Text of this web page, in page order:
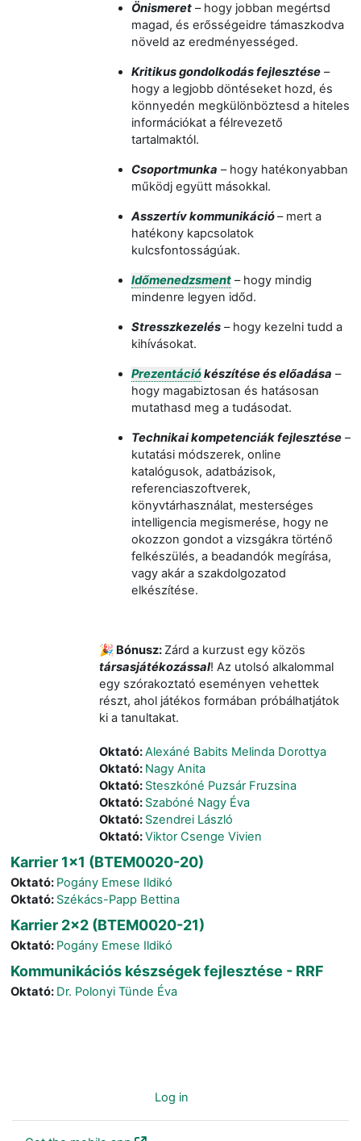
Önismeret – hogy jobban megértsd
magad, és erősségeidre támaszkodva
növeld az eredményességed.
Kritikus gondolkodás fejlesztése –
hogy a legjobb döntéseket hozd, és
könnyedén megkülönböztesd a hiteles
információkat a félrevezető
tartalmaktól.
Csoportmunka – hogy hatékonyabban
működj együtt másokkal.
Asszertív kommunikáció– mert a
hatékony kapcsolatok
kulcsfontosságúak.
Időmenedzsment – hogy mindig
mindenre legyen időd.
Stresszkezelés – hogy kezelni tudd a
kihívásokat.
Prezentációkészítése és előadása –
hogy magabiztosan és hatásosan
mutathasd meg a tudásodat.
Technikai kompetenciákfejlesztése –
kutatási módszerek, online
katalógusok, adatbázisok,
referenciaszoftverek,
könyvtárhasználat, mesterséges
intelligencia megismerése, hogy ne
okozzon gondot a vizsgákra történő
felkészülés, a beadandók megírása,
vagy akár a szakdolgozatod
elkészítése.
🎉 Bónusz: Zárd a kurzust egy közös
társasjátékozással! Az utolsó alkalommal
egy szórakoztató eseményen vehettek
részt, ahol játékos formában próbálhatjátok
ki a tanultakat.
Oktató:Alexáné Babits Melinda Dorottya
Oktató: Nagy Anita
Oktató: Steszkóné Puzsár Fruzsina
Oktató: Szabóné Nagy Éva
Oktató: Szendrei László
Oktató:Viktor Csenge Vivien
Karrier 1x1 (BTEM0020-20)
Oktató: Pogány Emese Ildikó
Oktató: Székács-Papp Bettina
Karrier 2x2 (BTEM0020-21)
Oktató: Pogány Emese Ildikó
Kommunikációs készségek fejlesztése - RRF
Oktató: Dr. Polonyi Tünde Éva
Log in